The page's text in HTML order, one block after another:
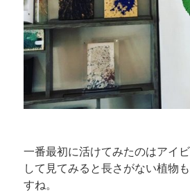
一番最初に活けてみたのはアイ
して見てみると長さがない植物
すね。